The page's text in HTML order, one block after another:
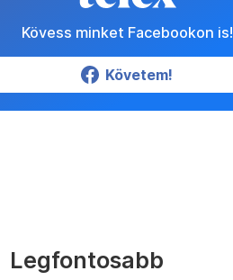
Kövess minket Facebookon is!
Követem!
Legfontosabb